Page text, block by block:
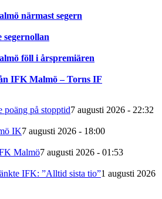
närmast segern
föll i årspremiären
IFK Malmö – Torns IF
poäng på stopptid7 augusti 2026 - 22:32
IK7 augusti 2026 - 18:00
Malmö7 augusti 2026 - 01:53
IFK: ”Alltid sista tio”1 augusti 2026